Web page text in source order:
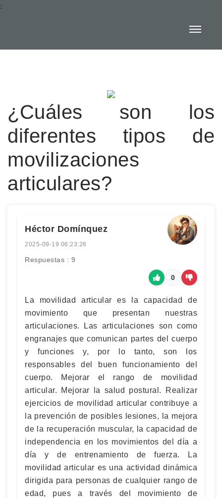
:
¿Cuáles son los
diferentes tipos de
movilizaciones
articulares?
Héctor Domínquez
2025-09-19 06:23:26
Respuestas : 9
0
La movilidad articular es la capacidad de
movimiento que presentan nuestras
articulaciones. Las articulaciones son como
engranajes que comunican partes del cuerpo
y funciones y, por lo tanto, son los
responsables del buen funcionamiento del
cuerpo. Mejorar el rango de movilidad
articular. Mejorar la salud postural. Realizar
ejercicios de movilidad articular contribuye a
la prevención de posibles lesiones, la mejora
de la recuperación muscular, la capacidad de
independencia en los movimientos del día a
día y de entrenamiento de fuerza. La
movilidad articular es una actividad dinámica
dirigida para personas de cualquier rango de
edad, pues a través del movimiento de